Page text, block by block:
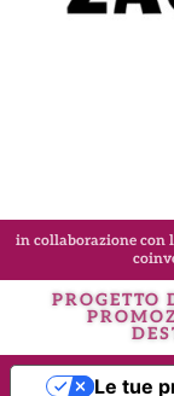
in collaborazione con
PROGETTO
Le tue